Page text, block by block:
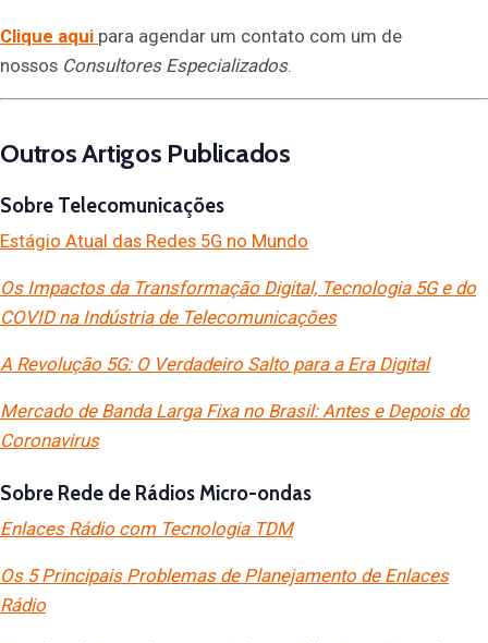
Clique aqui para agendar um contato com um de
nossos Consultores Especializados.
Outros Artigos Publicados
Sobre Telecomunicações
Estágio Atual das Redes 5G no Mundo
Os Impactos da Transformação Digital, Tecnologia 5G e do
COVID na Indústria de Telecomunicações
A Revolução 5G: O Verdadeiro Salto para a Era Digital
Mercado de Banda Larga Fixa no Brasil: Antes e Depois do
Coronavirus
Sobre Rede de Rádios Micro-ondas
Enlaces Rádio com Tecnologia TDM
Os 5 Principais Problemas de Planejamento de Enlaces
Rádio